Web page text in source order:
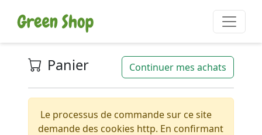
Panier Continuer mes achats
Le processus de commande sur ce site
demande des cookies http. En confirmant